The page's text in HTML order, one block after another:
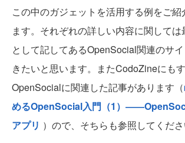
この中のガジェットを活用する例をご紹
ます。それぞれの詳しい内容に関して
として記してあるOpenSocial関連のサ
きたいと思います。またCodoZineにも
OpenSocialに関連した記事があります（
めるOpenSocial入門（1）
アプリ ）ので、そちらも参照してくださ